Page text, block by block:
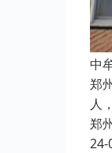
中
郑
人
郑
24-